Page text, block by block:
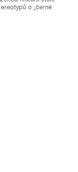
o „černé